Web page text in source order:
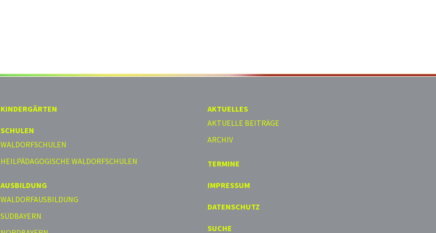
KINDERGÄRTEN
SCHULEN
WALDORFSCHULEN
HEILPÄDAGOGISCHE WALDORFSCHULEN
AUSBILDUNG
WALDORFAUSBILDUNG
SÜDBAYERN
AKTUELLES
AKTUELLE BEITRÄGE
ARCHIV
TERMINE
IMPRESSUM
DATENSCHUTZ
SUCHE